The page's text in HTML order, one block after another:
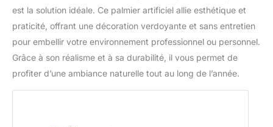
est la solution idéale. Ce palmier artificiel allie esthétique et
praticité, offrant une décoration verdoyante et sans entretien
pour embellir votre environnement professionnel ou personnel.
Grâce à son réalisme et à sa durabilité, il vous permet de
profiter d’une ambiance naturelle tout au long de l’année.